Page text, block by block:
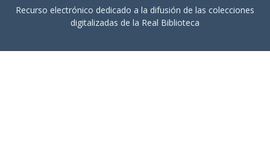
Recurso electrónico dedicado a la difusión de las colecciones
digitalizadas de la Real Biblioteca